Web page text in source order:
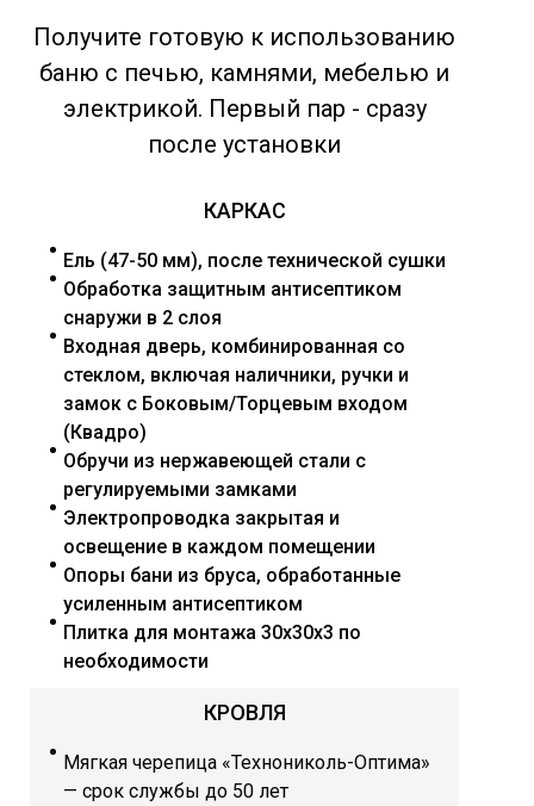
Получите готовую к использованию
баню с печью, камнями, мебелью и
электрикой. Первый пар - сразу
после установки
КАРКАС
Ель (47-50 мм), после технической сушки
Обработка защитным антисептиком
снаружи в 2 слоя
Входная дверь, комбинированная со
стеклом, включая наличники, ручки и
замок с Боковым/Торцевым входом
(Квадро)
Обручи из нержавеющей стали с
регулируемыми замками
Электропроводка закрытая и
освещение в каждом помещении
Опоры бани из бруса, обработанные
усиленным антисептиком
Плитка для монтажа 30х30х3 по
необходимости
КРОВЛЯ
Мягкая черепица «Технониколь-Оптима»
— срок службы до 50 лет